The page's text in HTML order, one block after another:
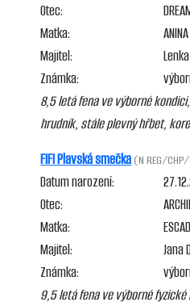
Otec:
Matka:
Majitel:
Známka:
8,5 letá fena ve výborné
hrudník, stále plevný hřbet,
FIFI Plavská smečka (N REG/
Datum narození:
Otec:
Matka:
Majitel:
Jana
Známka:
9,5 letá fena ve výborné